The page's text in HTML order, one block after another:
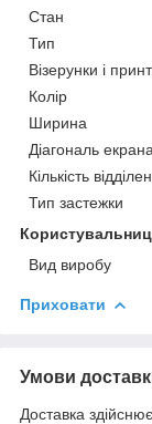
Стан
Тип
Візерунки і
Колір
Ширина
Діагональ
Кількість
Тип застежки
Вид виробу
Приховати
Умови
Доставка